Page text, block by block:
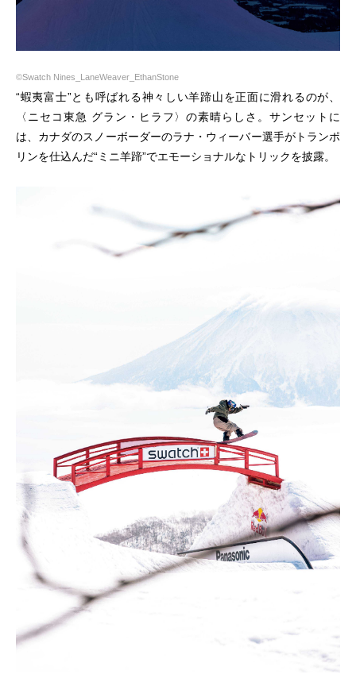
©Swatch Nines_LaneWeaver_EthanStone
“蝦夷富士”とも呼ばれる神々しい羊蹄山を正面に滑れるのが、
〈ニセコ東急 グラン・ヒラフ〉の素晴らしさ。サンセットに
は、カナダのスノーボーダーのラナ・ウィーバー選手がトランポ
リンを仕込んだ“ミニ羊蹄”でエモーショナルなトリックを披露。